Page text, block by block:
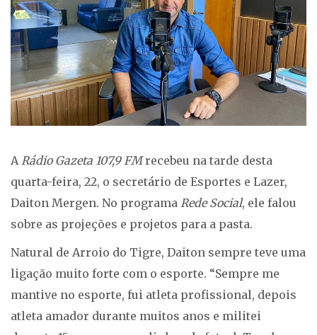
ARádio Gazeta 107,9 FMrecebeu na tarde desta
quarta-feira, 22, o secretário de Esportes e Lazer,
Daiton Mergen. No programa Rede Social, ele falou
sobre as projeções e projetos para a pasta.
Natural de Arroio do Tigre, Daiton sempre teve uma
ligação muito forte com o esporte. “Sempre me
mantive no esporte, fui atleta profissional, depois
atleta amador durante muitos anos e militei